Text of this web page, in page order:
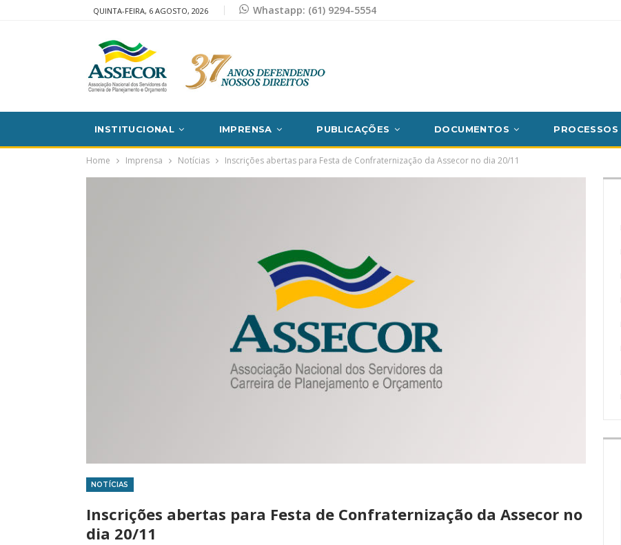
QUINTA-FEIRA, 6 AGOSTO, 2026 Whastapp: (61) 9294-5554
INSTITUCIONAL IMPRENSA PUBLICAÇÕES DOCUMENTOS PROCESSOS
Home Imprensa Notícias Inscrições abertas para Festa de Confraternização da Assecor no dia 20/11
NOTÍCIAS
Inscrições abertas para Festa de Confraternização da Assecor no
dia 20/11